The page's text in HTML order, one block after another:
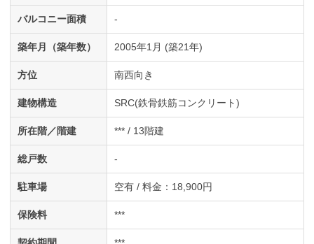
バルコニー面積 -
築年月（築年数） 2005年1月 (築21年)
方位 南西向き
建物構造 SRC(鉄骨鉄筋コンクリート)
所在階／階建 *** / 13階建
総戸数 -
駐車場 空有 / 料金：18,900円
保険料 ***